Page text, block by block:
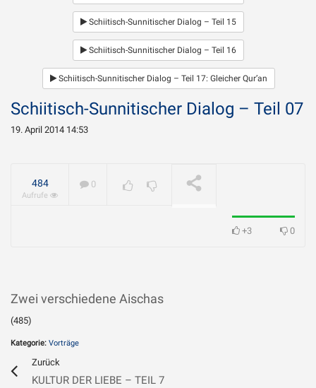
Schiitisch-Sunnitischer Dialog – Teil 15
Schiitisch-Sunnitischer Dialog – Teil 16
Schiitisch-Sunnitischer Dialog – Teil 17: Gleicher Qur’an
Schiitisch-Sunnitischer Dialog – Teil 07
19. April 2014 14:53
484
Aufrufe
0
+3 0
Zwei verschiedene Aischas
(485)
Kategorie: Vorträge
Zurück
KULTUR DER LIEBE – TEIL 7